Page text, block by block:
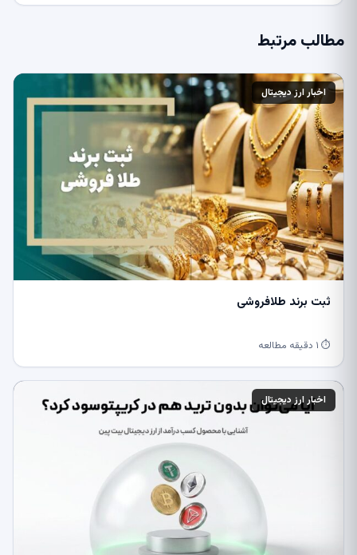
مطالب مرتبط
اخبار ارز دیجیتال
ثبت برند طلافروشی
⏱ ۱ دقیقه مطالعه
اخبار ارز دیجیتال